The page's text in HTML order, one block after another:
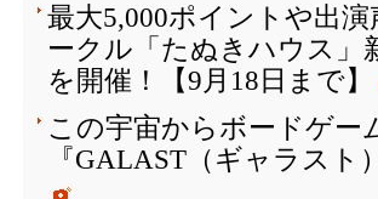
最大5,000ポイントや出
ークル「たぬきハウス」
を開催！【9月18日まで】
この宇宙からボードゲー
『GALAST（ギャラスト